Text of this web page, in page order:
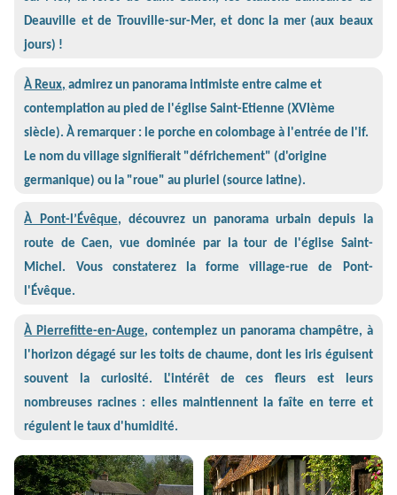
Deauville et de Trouville-sur-Mer, et donc la mer (aux beaux
jours) !
À Reux, admirez un panorama intimiste entre calme et
contemplation au pied de l'église Saint-Etienne (XVIème
siècle). À remarquer : le porche en colombage à l'entrée de l'if.
Le nom du village signifierait "défrichement" (d'origine
germanique) ou la "roue" au pluriel (source latine).
À Pont-l’Évêque, découvrez un panorama urbain depuis la
route de Caen, vue dominée par la tour de l'église Saint-
Michel. Vous constaterez la forme village-rue de Pont-
l'Évêque.
À Pierrefitte-en-Auge, contemplez un panorama champêtre, à
l'horizon dégagé sur les toits de chaume, dont les iris éguisent
souvent la curiosité. L'intérêt de ces fleurs est leurs
nombreuses racines : elles maintiennent la faîte en terre et
régulent le taux d'humidité.